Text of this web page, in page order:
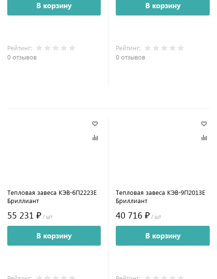
В корзину
Рейтинг:
0 отзывов
В корзину
Рейтинг:
0 отзывов
Тепловая завеса КЭВ-6П2223E
Бриллиант
55 231 ₽ / шт
В корзину
Тепловая завеса КЭВ-9П2013E
Бриллиант
40 716 ₽ / шт
В корзину